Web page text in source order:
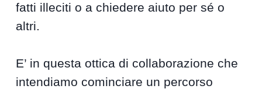
fatti illeciti o a chiedere aiuto per sé o
altri.
E’ in questa ottica di collaborazione che
intendiamo cominciare un percorso